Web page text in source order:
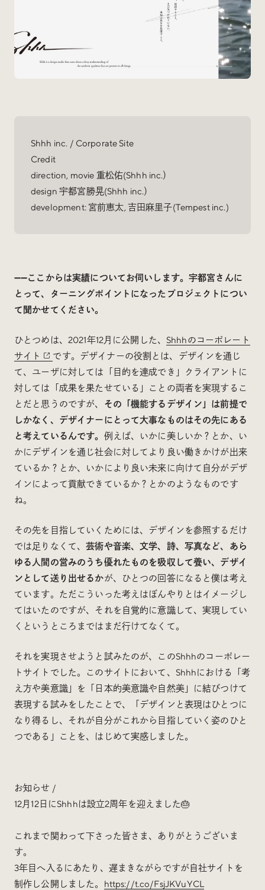
Shhh inc. / Corporate Site
Credit
direction, movie 重松佑(Shhh inc.）
design 宇都宮勝晃(Shhh inc.）
development: 宮前恵太, 吉田麻里子(Tempest inc.)
——ここからは実績についてお伺いします。宇都宮さんに
とって、ターニングポイントになったプロジェクトについ
て聞かせてください。
ひとつめは、2021年12月に公開した、 Shhhのコーポレート
サイト
です。デザイナーの役割とは、デザインを通じ
て、ユーザに対しては「目的を達成でき」クライアントに
対しては「成果を果たせている」ことの両者を実現するこ
とだと思うのですが、 その「機能するデザイン」は前提で
しかなく、デザイナーにとって大事なものはその先にある
と考えているんです。 例えば、いかに美しいか？とか、い
かにデザインを通じ社会に対してより良い働きかけが出来
ているか？とか、いかにより良い未来に向けて自分がデザ
インによって貢献できているか？とかのようなものです
ね。
その先を目指していくためには、デザインを参照するだけ
では足りなくて、芸術や音楽、文学、詩、写真など、あら
ゆる人間の営みのうち優れたものを吸収して養い、デザイ
ンとして送り出せるかが、ひとつの回答になると僕は考え
ています。ただこういった考えはぼんやりとはイメージし
てはいたのですが、それを自覚的に意識して、実現してい
くというところまではまだ行けてなくて。
それを実現させようと試みたのが、このShhhのコーポレー
トサイトでした。このサイトにおいて、Shhhにおける「考
え方や美意識」を「日本的美意識や自然美」に結びつけて
表現する試みをしたことで、「デザインと表現はひとつに
なり得るし、それが自分がこれから目指していく姿のひと
つである」ことを、はじめて実感しました。
お知らせ /
12月12日にShhhは設立2周年を迎えました🎂
これまで関わって下さった皆さま、ありがとうございま
す。
3年目へ入るにあたり、遅まきながらですが自社サイトを
制作し公開しました。 https://t.co/FsjJKVuYCL